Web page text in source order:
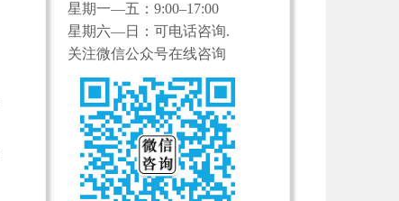
星期一—五：9:00–17:00
星期六—日：可电话咨询.
关注微信公众号在线咨询